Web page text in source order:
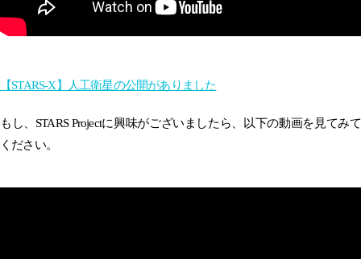
【STARS-X】人工衛星の公開がありました
もし、STARS Projectに興味がございましたら、以下の動画を見てみて
ください。